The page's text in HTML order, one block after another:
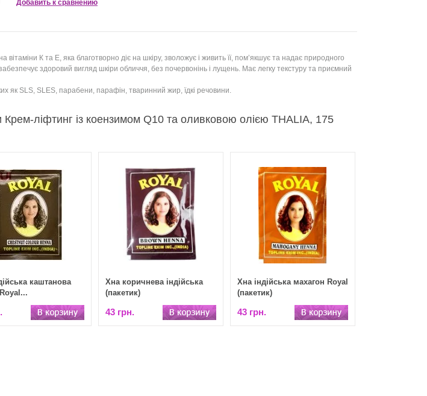
Добавить к сравнению
вітаміни К та Е, яка благотворно діє на шкіру, зволожує і живить її, пом’якшує та надає природного
здоровий вигляд шкіри обличчя, без почервонінь і лущень. Має легку текстуру та приємний
як SLS, SLES, парабени, парафін, тваринний жир, їдкі речовини.
ліфтинг із коензимом Q10 та оливковою олією THALIA, 175
каштанова
Хна коричнева індійська
(пакетик)
43 грн.
Хна індійська махагон Royal
(пакетик)
43 грн.